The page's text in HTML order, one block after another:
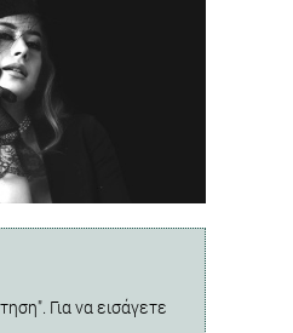
Για να εισάγετε